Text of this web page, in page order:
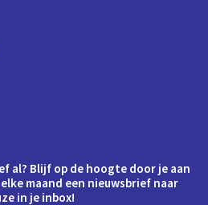
al? Blijf op de hoogte door je aan
maand een nieuwsbrief naar
in je inbox!